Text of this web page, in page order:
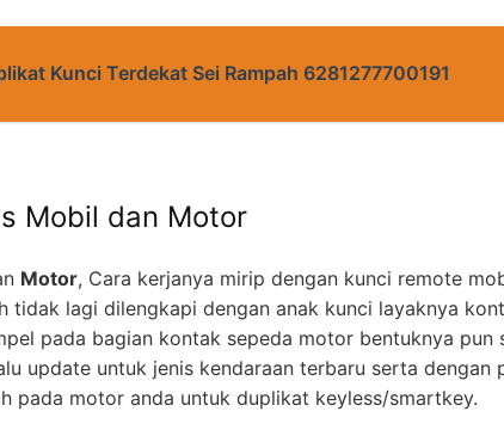
Kunci Terdekat Sei Rampah 6281277700191
Mobil dan Motor
Motor, Cara kerjanya mirip dengan kunci remote
tidak lagi dilengkapi dengan anak kunci layaknya
pada bagian kontak sepeda motor bentuknya pun
update untuk jenis kendaraan terbaru serta dengan
pada motor anda untuk duplikat keyless/smartkey.